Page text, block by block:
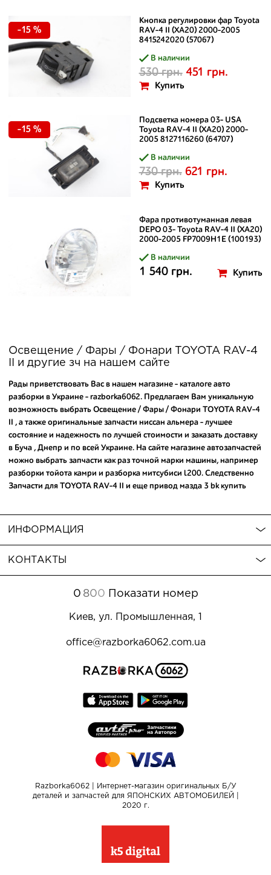
Кнопка регулировки фар Toyota
RAV-4 II (XA20) 2000-2005
8415242020 (57067)
В наличии
530 грн. 451 грн.
Купить
-15 %
Подсветка номера 03- USA
Toyota RAV-4 II (XA20) 2000-
2005 8127116260 (64707)
В наличии
730 грн. 621 грн.
Купить
-15 %
Фара противотуманная левая
DEPO 03- Toyota RAV-4 II (XA20)
2000-2005 FP7009H1E (100193)
В наличии
1 540 грн. Купить
Освещение / Фары / Фонари TOYOTA RAV-4
II и другие зч на нашем сайте
Рады приветствовать Вас в нашем магазине - каталоге авто
разборки в Украине - razborka6062. Предлагаем Вам уникальную
возможность выбрать Освещение / Фары / Фонари TOYOTA RAV-4
II , а также оригинальные запчасти ниссан альмера - лучшее
состояние и надежность по лучшей стоимости и заказать доставку
в Буча , Днепр и по всей Украине. На сайте магазине автозапчастей
можно выбрать запчасти как раз точной марки машины, например
разборки тойота камри и разборка митсубиси l200. Следственно
Запчасти для TOYOTA RAV-4 II и еще привод мазда 3 bk купить
которые предоставят надежную службу Вашего авто. Мы с
радостью поможем выбрать автозапчасти или расходники и
ИНФОРМАЦИЯ
КОНТАКТЫ
0 800 Показати номер
Киев, ул. Промышленная, 1
office@razborka6062.com.ua
Razborka6062 | Интернет-магазин оригинальных Б/У
деталей и запчастей для ЯПОНСКИХ АВТОМОБИЛЕЙ |
2020 г.